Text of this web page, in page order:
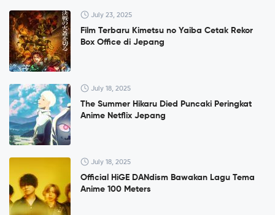
July 23, 2025
Film Terbaru Kimetsu no Yaiba Cetak Rekor
Box Office di Jepang
July 18, 2025
The Summer Hikaru Died Puncaki Peringkat
Anime Netflix Jepang
July 18, 2025
Official HiGE DANdism Bawakan Lagu Tema
Anime 100 Meters